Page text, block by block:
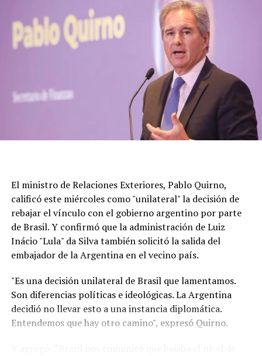
El ministro de Relaciones Exteriores, Pablo Quirno,
calificó este miércoles como "unilateral" la decisión de
rebajar el vínculo con el gobierno argentino por parte
de Brasil. Y confirmó que la administración de Luiz
Inácio "Lula" da Silva también solicitó la salida del
embajador de la Argentina en el vecino país.
"Es una decisión unilateral de Brasil que lamentamos.
Son diferencias políticas e ideológicas. La Argentina
decidió no llevar esto a una instancia diplomática.
Entendemos que hay otro camino", expresó Quirno.